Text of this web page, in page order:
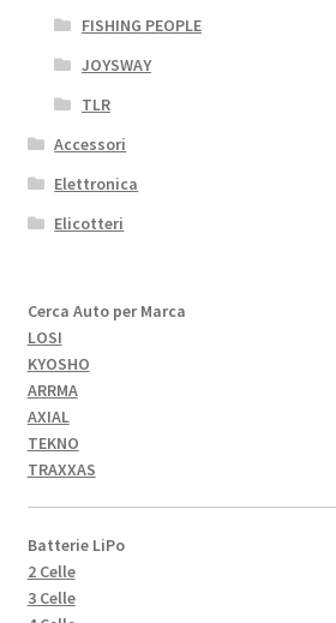
FISHING PEOPLE
JOYSWAY
TLR
Accessori
Elettronica
Elicotteri
Cerca Auto per Marca
LOSI
KYOSHO
ARRMA
AXIAL
TEKNO
TRAXXAS
Batterie LiPo
2 Celle
3 Celle